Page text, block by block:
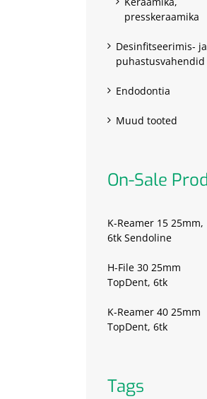
presskeraamika
Desinfitseerimis- ja
puhastusvahendid
Endodontia
Muud tooted
On-Sale
K-Reamer 15 25mm,
6tk Sendoline
H-File 30 25mm
TopDent, 6tk
K-Reamer 40 25mm
TopDent, 6tk
Tags